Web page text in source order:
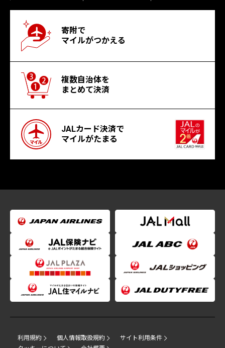
寄附で
マイルがつかえる
複数自治体を
まとめて決済
JALカード決済で
マイルがたまる
利用規約 個人情報取扱規約
サイト利用条件